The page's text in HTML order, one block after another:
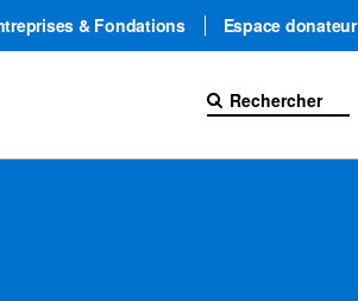
& Fondations Espace donateur